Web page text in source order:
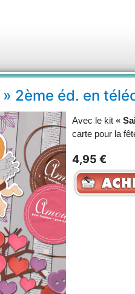
2ème éd. en
Avec le kit «
carte pour la
4,95 €